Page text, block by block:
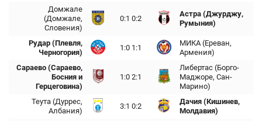
Домжале
(Домжале,
Словения)
0:1 0:2
Астра (Джурджу,
Румыния)
Рудар (Плевля,
Черногория)
1:0 1:1
МИКА (Ереван,
Армения)
Сараево (Сараево,
Босния и
Герцеговина)
1:0 2:1
Либертас (Борго-
Маджоре, Сан-
Марино)
Теута (Дуррес,
Албания)
3:1 0:2
Дачия (Кишинев,
Молдавия)